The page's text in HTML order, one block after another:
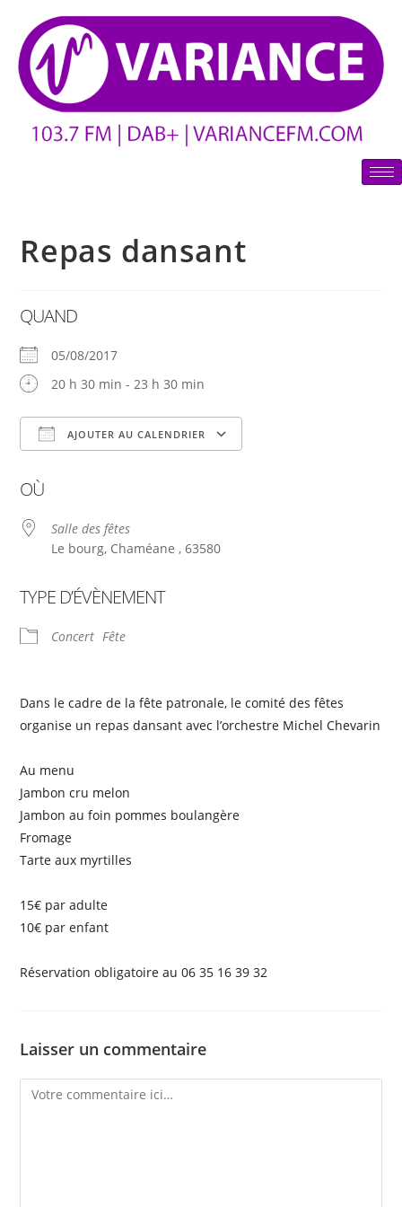
Repas dansant
QUAND
05/08/2017
20 h 30 min - 23 h 30 min
AJOUTER AU CALENDRIER
OÙ
Salle des fêtes
Le bourg, Chaméane , 63580
TYPE D’ÉVÈNEMENT
Concert Fête
Dans le cadre de la fête patronale, le comité des fêtes
organise un repas dansant avec l’orchestre Michel Chevarin
Au menu
Jambon cru melon
Jambon au foin pommes boulangère
Fromage
Tarte aux myrtilles
15€ par adulte
10€ par enfant
Réservation obligatoire au 06 35 16 39 32
Laisser un commentaire